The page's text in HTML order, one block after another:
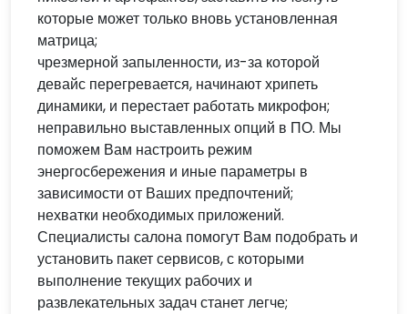
которые может только вновь установленная
матрица;
чрезмерной запыленности, из-за которой
девайс перегревается, начинают хрипеть
динамики, и перестает работать микрофон;
неправильно выставленных опций в ПО. Мы
поможем Вам настроить режим
энергосбережения и иные параметры в
зависимости от Ваших предпочтений;
нехватки необходимых приложений.
Специалисты салона помогут Вам подобрать и
установить пакет сервисов, с которыми
выполнение текущих рабочих и
развлекательных задач станет легче;